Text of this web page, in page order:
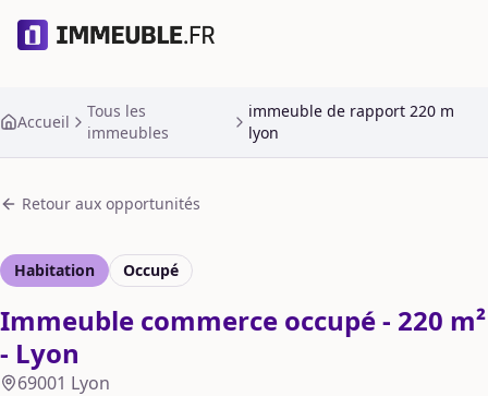
Accueil
Tous les
immeubles
immeuble de rapport 220 m
lyon
Retour aux opportunités
Habitation Occupé
Immeuble commerce occupé - 220 m²
- Lyon
69001 Lyon